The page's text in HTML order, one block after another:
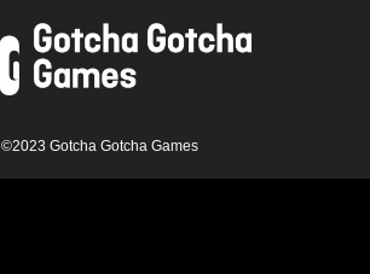
©2023 Gotcha Gotcha Games